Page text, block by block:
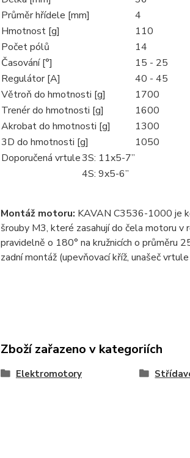
Průměr hřídele [mm]
4
Hmotnost [g]
110
Počet pólů
14
Časování [°]
15 - 25
Regulátor [A]
40 - 45
Větroň do hmotnosti [g]
1700
Trenér do hmotnosti [g]
1600
Akrobat do hmotnosti [g]
1300
3D do hmotnosti [g]
1050
Doporučená vrtule3S: 11x5-7”
4S: 9x5-6”
Montáž motoru: KAVAN C3536-1000 je
šrouby M3, které zasahují do čela motoru
pravidelně o 180° na kružnicích o průměru
zadní montáž (upevňovací kříž, unašeč
Zboží zařazeno v kategoriích
Elektromotory